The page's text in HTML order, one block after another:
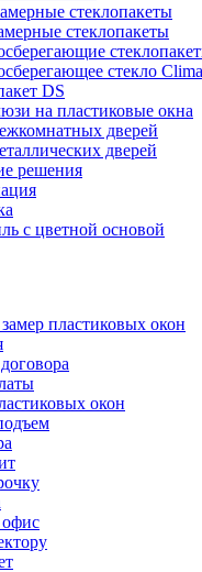
стеклопакеты
стеклопакеты
стекло
DS
на пластиковые окна
дверей
дверей
решения
с цветной основой
пластиковых окон
окон